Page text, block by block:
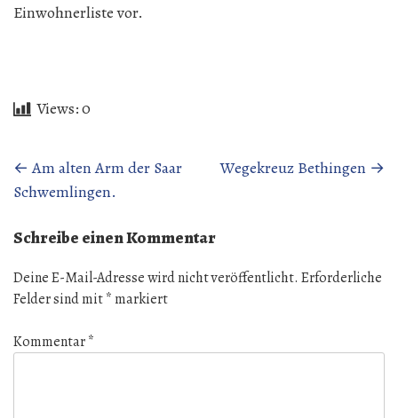
Einwohnerliste vor.
Views:0
Beitragsnavigation
← Am alten Arm der Saar
Schwemlingen.
Wegekreuz Bethingen →
Schreibe einen Kommentar
Deine E-Mail-Adresse wird nicht veröffentlicht. Erforderliche
Felder sind mit* markiert
Kommentar*